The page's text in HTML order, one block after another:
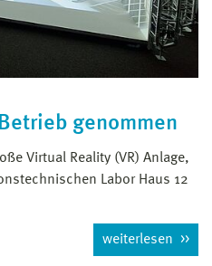
genommen
Virtual Reality (VR) Anlage,
Labor Haus 12
weiterlesen